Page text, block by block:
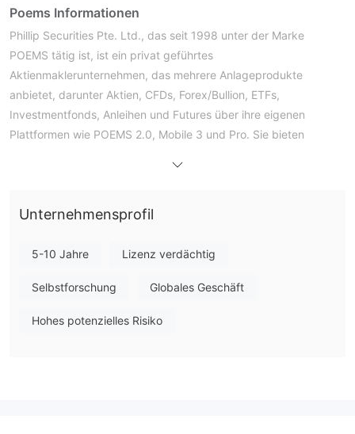
Poems Informationen
Phillip Securities Pte. Ltd., das seit 1998 unter der Marke
POEMS tätig ist, ist ein privat geführtes
Aktienmaklerunternehmen, das mehrere Anlageprodukte
anbietet, darunter Aktien, CFDs, Forex/Bullion, ETFs,
Investmentfonds, Anleihen und Futures über ihre eigenen
Plattformen wie POEMS 2.0, Mobile 3 und Pro. Sie bieten
Vor- und Nachteile Ist Poems seriös?
Die WHOIS-Suche zeigt, dass die Domain poems.com.sg am
"ok".
Was kann ich auf Poems handeln?
Unternehmensprofil
5-10 Jahre Lizenz verdächtig
Selbstforschung Globales Geschäft
Hohes potenzielles Risiko